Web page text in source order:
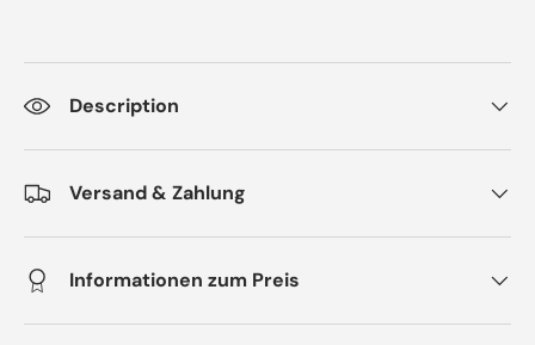
Description
Versand & Zahlung
Informationen zum Preis